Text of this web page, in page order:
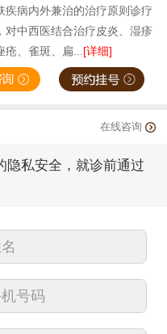
疾病内外兼治的治疗原则诊疗
对中西医结合治疗皮炎、湿疹
疮、雀斑、扁...[详细]
在线咨询
隐私安全，就诊前通过